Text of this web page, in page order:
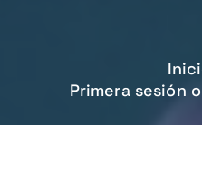
Primera sesión